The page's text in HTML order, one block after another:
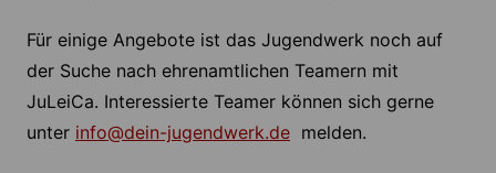
Für einige Angebote ist das Jugendwerk noch auf
der Suche nach ehrenamtlichen Teamern mit
JuLeiCa. Interessierte Teamer können sich gerne
unter info@dein-jugendwerk.demelden.